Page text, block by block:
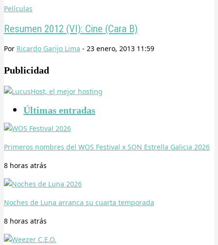
Películas
Resumen 2012 (VI): Cine (Cara B)
Por Ricardo Garijo Lima - 23 enero, 2013 11:59
Publicidad
Últimas entradas
Primeros nombres del WOS Festival x SON Estrella Galicia 2026
8 horas atrás
Noches de Luna arranca su cuarta temporada
8 horas atrás